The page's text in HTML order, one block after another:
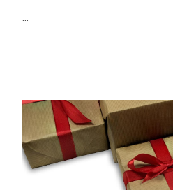
...